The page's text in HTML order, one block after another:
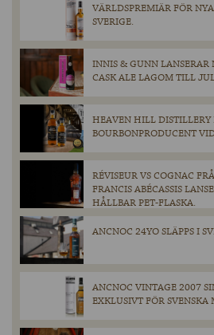
VÄRLDSPREMIÄR FÖR
SVERIGE.
INNIS & GUNN LANSERAR
CASK ALE LAGOM TILL
HEAVEN HILL DISTILLERY
BOURBONPRODUCENT
RÉVISEUR VS COGNAC
FRANCIS ABÉCASSIS
HÅLLBAR PET-FLASKA.
ANCNOC 24YO SLÄPPS I
ANCNOC VINTAGE 2007
EXKLUSIVT FÖR